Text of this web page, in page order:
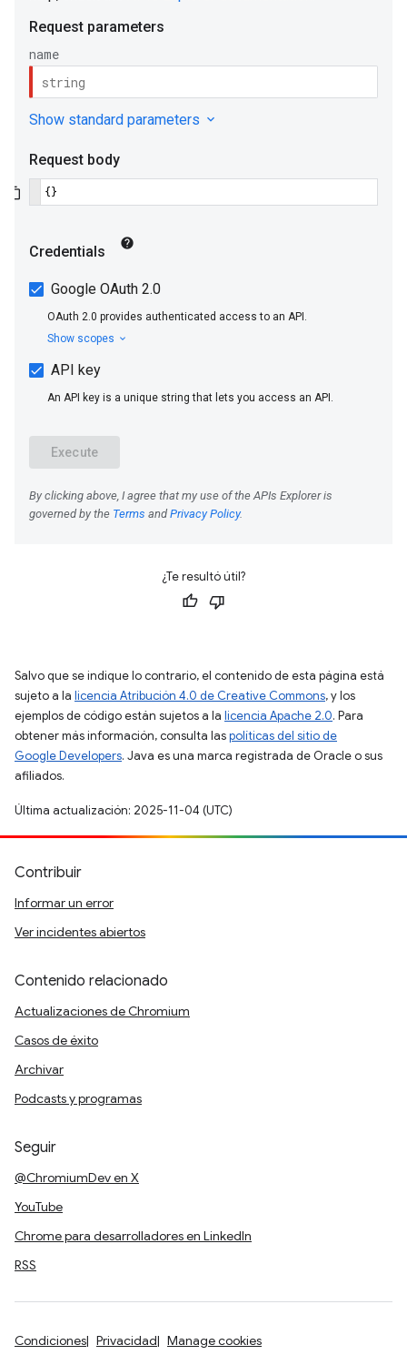
¿Te resultó útil?
Salvo que se indique lo contrario, el contenido de esta página está
sujeto a la licencia Atribución 4.0 de Creative Commons, y los
ejemplos de código están sujetos a la licencia Apache 2.0. Para
obtener más información, consulta laspolíticas del sitio de
Google Developers. Java es una marca registrada de Oracle o sus
afiliados.
Última actualización: 2025-11-04 (UTC)
Contribuir
Informar un error
Ver incidentes abiertos
Contenido relacionado
Actualizaciones de Chromium
Casos de éxito
Archivar
Podcasts y programas
Seguir
@ChromiumDev en X
YouTube
Chrome para desarrolladores en LinkedIn
RSS
Condiciones Privacidad Manage cookies